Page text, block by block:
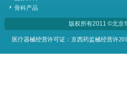
骨科产品
版权所有2011 ©北京
医疗器械经营许可证： 京西药监械经营许